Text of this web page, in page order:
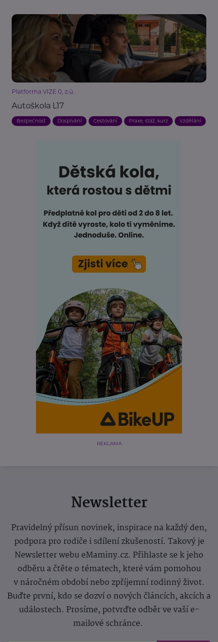
Platforma VIZE 0, z.ú.
Autoškola L17
Bezpečnost Dospívání Cestování Praxe, stáž, kurz Vzdělání
REKLAMA
Newsletter
Pravidelný přísun novinek, inspirace na každý den,
podpora pro rodiče i sdílení zkušeností. Takový je
Newsletter webu eMaminy.cz. Přihlaste se k jeho
odběru a čtěte o tématech, které vám pomohou
v náročném období nebo zpříjemní rodinný život.
Buďte první, kdo se dozví o nových článcích, akcích a
událostech. Prosíme, potvrďte odběr ve vaší e-
mailové schránce.